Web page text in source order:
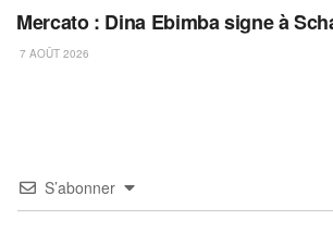
Mercato : Dina Ebimba signe à
7 AOÛT 2026
S’abonner